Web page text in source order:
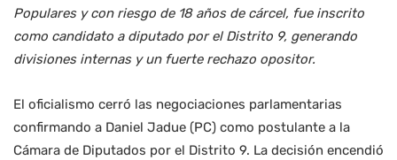
Populares y con riesgo de 18 años de cárcel, fue inscrito
como candidato a diputado por el Distrito 9, generando
divisiones internas y un fuerte rechazo opositor.
El oficialismo cerró las negociaciones parlamentarias
confirmando a Daniel Jadue (PC) como postulante a la
Cámara de Diputados por el Distrito 9. La decisión encendió